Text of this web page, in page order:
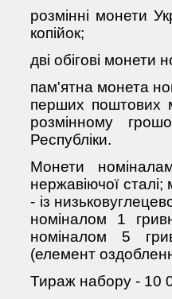
розмінні монети
копійок;
дві обігові монети
пам'ятна монета
перших поштових
розмінному
Республіки.
Монети
нержавіючої
- із
номіналом 1
номіналом 5
(елемент
Тираж набору - 10